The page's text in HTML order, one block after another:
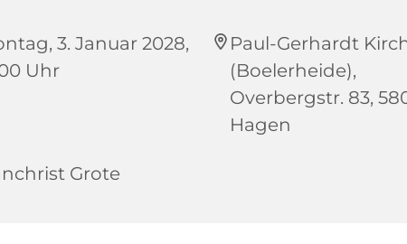
3. Januar 2028,
Uhr
Paul-Gerhardt
(Boelerheide),
Overbergstr. 83,
Hagen
Grote